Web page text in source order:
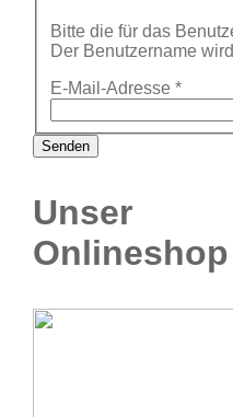
Bitte die für das
Der Benutzername
E-Mail-Adresse *
Senden
Unser
Onlineshop